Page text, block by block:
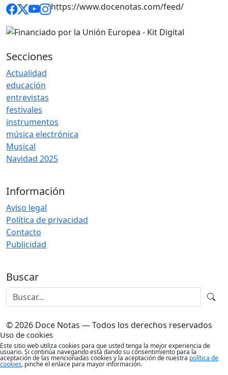
https://www.docenotas.com/feed/
Secciones
Actualidad
educación
entrevistas
festivales
instrumentos
música electrónica
Musical
Navidad 2025
Información
Aviso legal
Política de privacidad
Contacto
Publicidad
Buscar
© 2026 Doce Notas — Todos los derechos reservados
Uso de cookies
Este sitio web utiliza cookies para que usted tenga la mejor experiencia de
usuario. Si continúa navegando está dando su consentimiento para la
aceptación de las mencionadas cookies y la aceptación de nuestra política de
cookies, pinche el enlace para mayor información.